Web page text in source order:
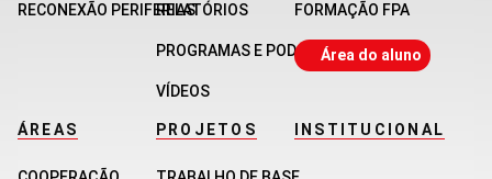
RECONEXÃO PERIFERIASRELATÓRIOS
PROGRAMAS E PODCASTS
VÍDEOS
FORMAÇÃO FPA
Área do aluno
ÁREAS PROJETOS INSTITUCIONAL